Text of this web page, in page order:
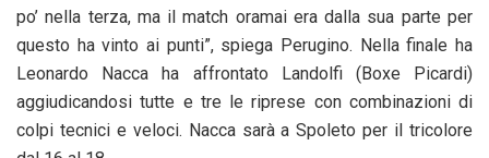
po’ nella terza, ma il match oramai era dalla sua parte per
questo ha vinto ai punti”, spiega Perugino. Nella finale ha
Leonardo Nacca ha affrontato Landolfi (Boxe Picardi)
aggiudicandosi tutte e tre le riprese con combinazioni di
colpi tecnici e veloci. Nacca sarà a Spoleto per il tricolore